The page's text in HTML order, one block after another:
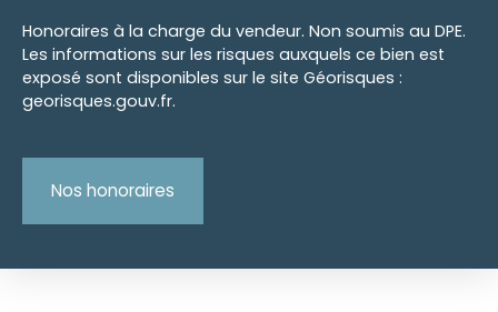
Honoraires à la charge du vendeur. Non soumis au DPE.
Les informations sur les risques auxquels ce bien est
exposé sont disponibles sur le site Géorisques :
georisques.gouv.fr.
Nos honoraires